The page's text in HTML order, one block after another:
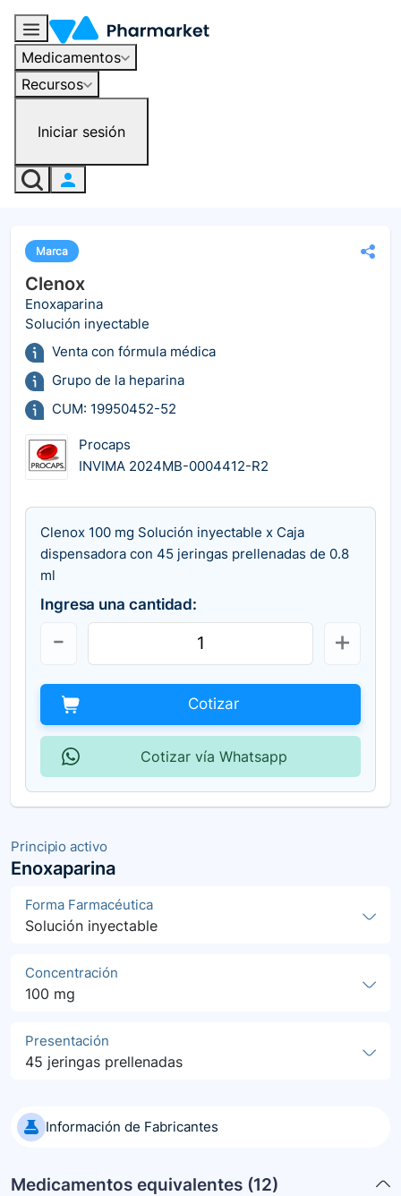
Medicamentos
Recursos
Iniciar sesión
Principio activo
Enoxaparina
Forma Farmacéutica
Solución inyectable
Concentración
100 mg
Presentación
45 jeringas prellenadas
Información de Fabricantes
Medicamentos equivalentes (12)
Marca
Clenox
Enoxaparina
Solución inyectable
Venta con fórmula médica
Grupo de la heparina
CUM: 19950452-52
Procaps
INVIMA 2024MB-0004412-R2
Clenox 100 mg Solución inyectable x Caja
dispensadora con 45 jeringas prellenadas de 0.8
ml
Ingresa una cantidad:
Cotizar
Cotizar vía Whatsapp